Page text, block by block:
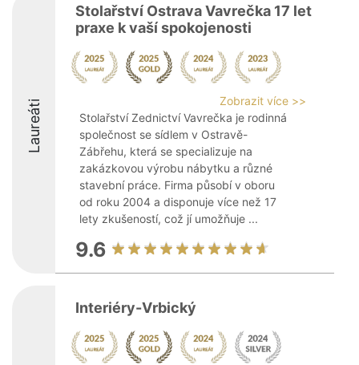
Laureáti
Stolařství Ostrava Vavrečka 17 let
praxe k vaší spokojenosti
Zobrazit více >>
Stolařství Zednictví Vavrečka je rodinná
společnost se sídlem v Ostravě-
Zábřehu, která se specializuje na
zakázkovou výrobu nábytku a různé
stavební práce. Firma působí v oboru
od roku 2004 a disponuje více než 17
lety zkušeností, což jí umožňuje ...
9.6
Interiéry-Vrbický